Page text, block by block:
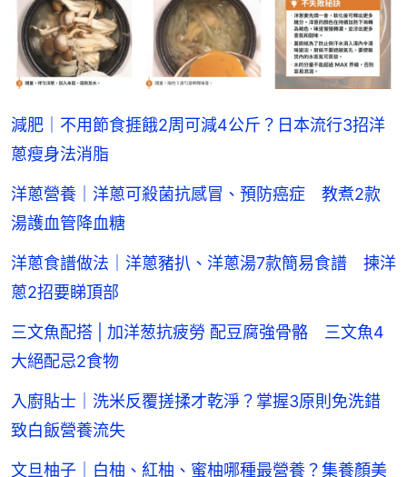
減肥｜不用節食捱餓2周可減4公斤？日本流行3招洋
蔥瘦身法消脂
洋蔥營養｜洋蔥可殺菌抗感冒、預防癌症 教煮2款
湯護血管降血糖
洋蔥食譜做法｜洋蔥豬扒、洋蔥湯7款簡易食譜 揀洋
蔥2招要睇頂部
三文魚配搭 | 加洋葱抗疲勞 配豆腐強骨骼 三文魚4
大絕配忌2食物
入廚貼士｜洗米反覆搓揉才乾淨？掌握3原則免洗錯
致白飯營養流失
文旦柚子｜白柚、紅柚、蜜柚哪種最營養？集養顏美